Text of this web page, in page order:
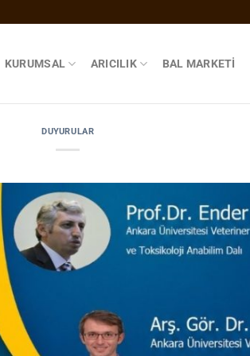
KURUMSAL ARICILIK BAL MARKETI
DUYURULAR